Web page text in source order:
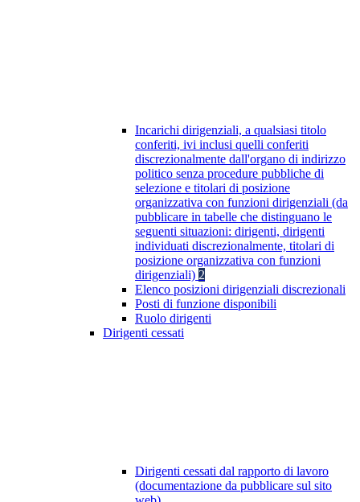
Incarichi dirigenziali, a qualsiasi titolo
conferiti, ivi inclusi quelli conferiti
discrezionalmente dall'organo di indirizzo
politico senza procedure pubbliche di
selezione e titolari di posizione
organizzativa con funzioni dirigenziali (da
pubblicare in tabelle che distinguano le
seguenti situazioni: dirigenti, dirigenti
individuati discrezionalmente, titolari di
posizione organizzativa con funzioni
dirigenziali) 2
Elenco posizioni dirigenziali discrezionali
Posti di funzione disponibili
Ruolo dirigenti
Dirigenti cessati
Dirigenti cessati dal rapporto di lavoro
(documentazione da pubblicare sul sito